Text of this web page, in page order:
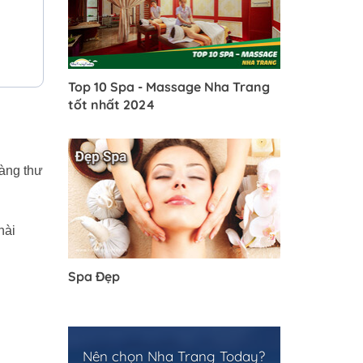
thư
Top 10 Spa - Massage Nha Trang
tốt nhất 2024
Spa Đẹp
Nên chọn Nha Trang Today?